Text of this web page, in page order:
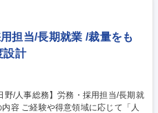
(4)福利厚生・総務:寮・社宅の管
担当/長期就業 /裁量をも
設計